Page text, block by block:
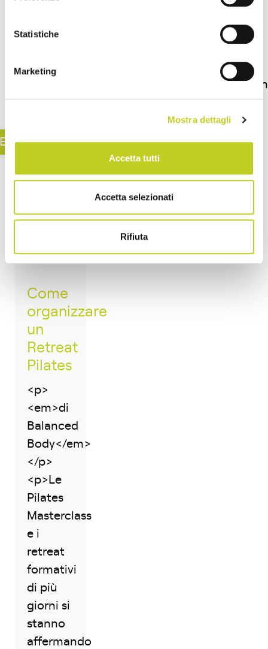
Statistiche
Marketing
Mostra dettagli
Accetta tutti
Accetta selezionati
Rifiuta
Dalla
delle <a
href="https://www.balancedbody.it/
TUTTO
Come
organizzare
un
Retreat
Pilates
<p>
<em>di
Balanced
Body</em>
</p>
<p>Le
Pilates
Masterclass
e i
retreat
formativi
di più
giorni si
stanno
affermando